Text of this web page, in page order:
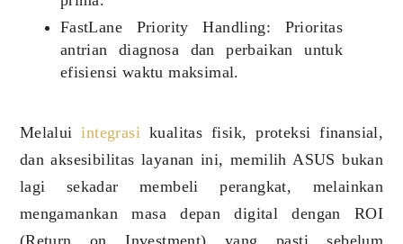
FastLane Priority Handling: Prioritas
antrian diagnosa dan perbaikan untuk
efisiensi waktu maksimal.
Melaluiintegrasi kualitas fisik, proteksi finansial,
dan aksesibilitas layanan ini, memilih ASUS bukan
lagi sekadar membeli perangkat, melainkan
mengamankan masa depan digital dengan ROI
(Return on Investment) yang pasti sebelum